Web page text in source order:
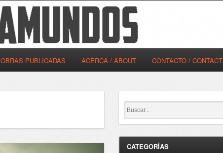
OBRAS PUBLICADAS ACERCA / ABOUT CONTACTO / CONTACT
CATEGORÍAS